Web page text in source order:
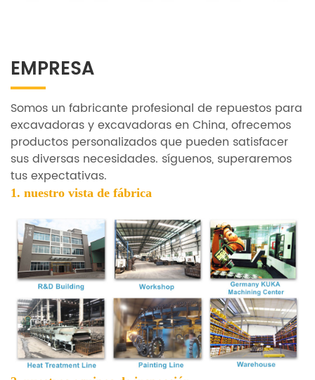
EMPRESA
Somos un fabricante profesional de repuestos para
excavadoras y excavadoras en China, ofrecemos
productos personalizados que pueden satisfacer
sus diversas necesidades. síguenos, superaremos
tus expectativas.
1. nuestro vista de fábrica